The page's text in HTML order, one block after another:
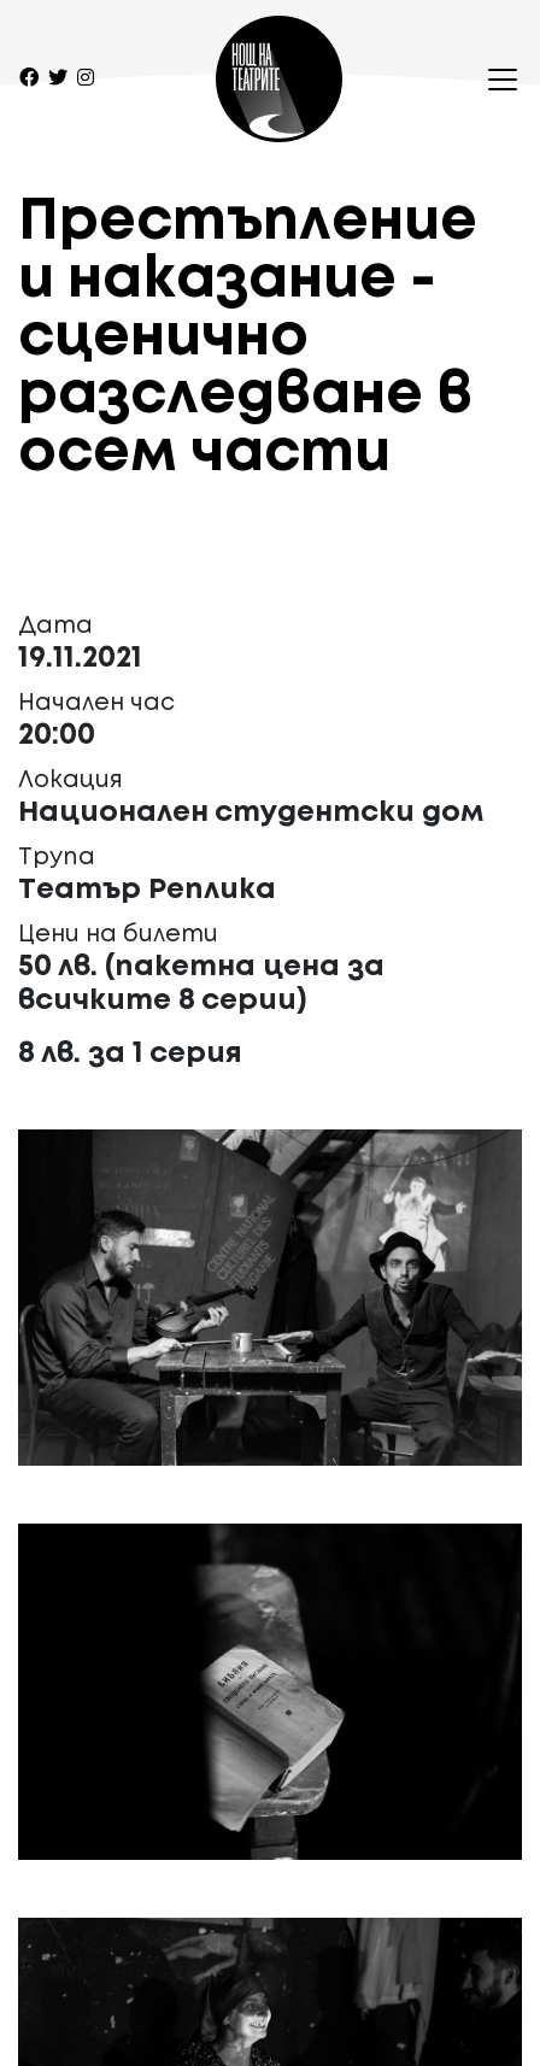
Престъпление
и наказание -
сценично
разследване в
осем части
Дата
19.11.2021
Начален час
20:00
Локация
Национален студентски дом
Трупа
Театър Реплика
Цени на билети
50 лв. (пакетна цена за
всичките 8 серии)
8 лв. за 1 серия